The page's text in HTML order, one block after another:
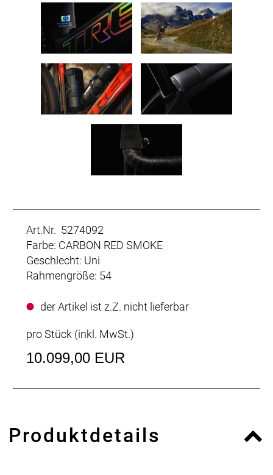
Art.Nr. 5274092
Farbe: CARBON RED SMOKE
Geschlecht: Uni
Rahmengröße: 54
der Artikel ist z.Z. nicht lieferbar
pro Stück (inkl. MwSt.)
10.099,00 EUR
Produktdetails